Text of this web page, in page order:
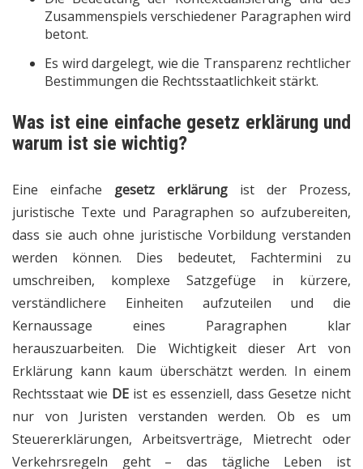
Zusammenspiels verschiedener Paragraphen wird
betont.
Es wird dargelegt, wie die Transparenz rechtlicher
Bestimmungen die Rechtsstaatlichkeit stärkt.
Was ist eine einfache gesetz erklärung und
warum ist sie wichtig?
Eine einfache gesetz erklärung ist der Prozess,
juristische Texte und Paragraphen so aufzubereiten,
dass sie auch ohne juristische Vorbildung verstanden
werden können. Dies bedeutet, Fachtermini zu
umschreiben, komplexe Satzgefüge in kürzere,
verständlichere Einheiten aufzuteilen und die
Kernaussage eines Paragraphen klar
herauszuarbeiten. Die Wichtigkeit dieser Art von
Erklärung kann kaum überschätzt werden. In einem
Rechtsstaat wie DE ist es essenziell, dass Gesetze nicht
nur von Juristen verstanden werden. Ob es um
Steuererklärungen, Arbeitsverträge, Mietrecht oder
Verkehrsregeln geht – das tägliche Leben ist